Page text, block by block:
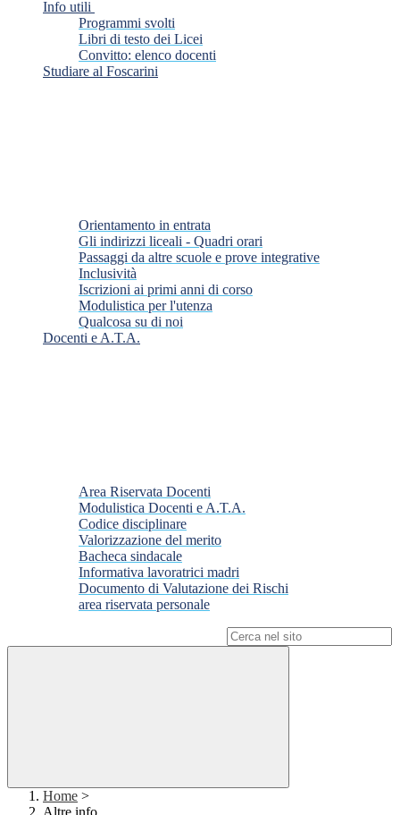
Info utili
Programmi svolti
Libri di testo dei Licei
Convitto: elenco docenti
Studiare al Foscarini
Orientamento in entrata
Gli indirizzi liceali - Quadri orari
Passaggi da altre scuole e prove integrative
Inclusività
Iscrizioni ai primi anni di corso
Modulistica per l'utenza
Qualcosa su di noi
Docenti e A.T.A.
Area Riservata Docenti
Modulistica Docenti e A.T.A.
Codice disciplinare
Valorizzazione del merito
Bacheca sindacale
Informativa lavoratrici madri
Documento di Valutazione dei Rischi
area riservata personale
Home >